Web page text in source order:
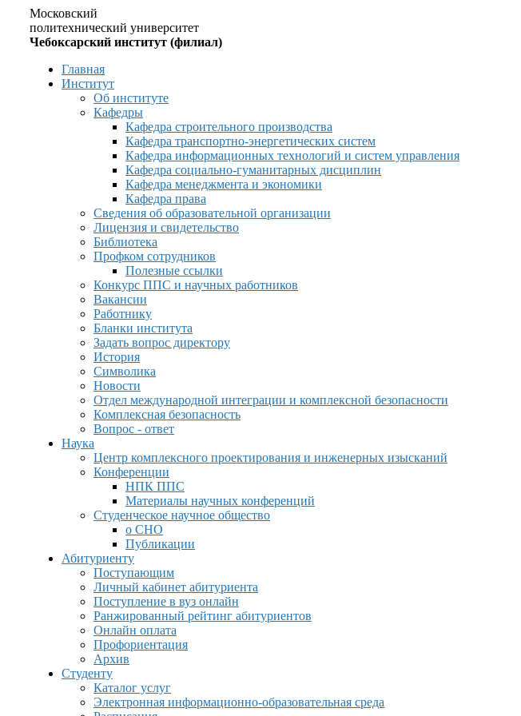
Московский
политехнический университет
Чебоксарский институт (филиал)
Главная
Институт
Об институте
Кафедры
Кафедра строительного производства
Кафедра транспортно-энергетических систем
Кафедра информационных технологий и систем управления
Кафедра социально-гуманитарных дисциплин
Кафедра менеджмента и экономики
Кафедра права
Сведения об образовательной организации
Лицензия и свидетельство
Библиотека
Профком сотрудников
Полезные ссылки
Конкурс ППС и научных работников
Вакансии
Работнику
Бланки института
Задать вопрос директору
История
Символика
Новости
Отдел международной интеграции и комплексной безопасности
Комплексная безопасность
Вопрос - ответ
Наука
Центр комплексного проектирования и инженерных изысканий
Конференции
НПК ППС
Материалы научных конференций
Студенческое научное общество
о СНО
Публикации
Абитуриенту
Поступающим
Личный кабинет абитуриента
Поступление в вуз онлайн
Ранжированный рейтинг абитуриентов
Онлайн оплата
Профориентация
Архив
Студенту
Каталог услуг
Электронная информационно-образовательная среда